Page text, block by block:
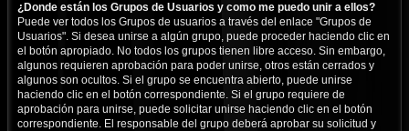
¿Donde están los Grupos de Usuarios y como me puedo unir a ellos?
Puede ver todos los Grupos de usuarios a través del enlace "Grupos de
Usuarios". Si desea unirse a algún grupo, puede proceder haciendo clic en
el botón apropiado. No todos los grupos tienen libre acceso. Sin embargo,
algunos requieren aprobación para poder unirse, otros están cerrados y
algunos son ocultos. Si el grupo se encuentra abierto, puede unirse
haciendo clic en el botón correspondiente. Si el grupo requiere de
aprobación para unirse, puede solicitar unirse haciendo clic en el botón
correspondiente. El responsable del grupo deberá aprobar su solicitud y